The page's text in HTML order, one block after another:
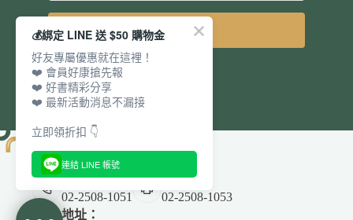
立即訂閱
電話：
02-2508-1051
傳真：
02-2508-1053
地址：
💰綁定 LINE 送 $50 購物金
好友專屬優惠就在這裡！
❤️ 會員好康搶先報
❤️ 好書精彩分享
❤️ 最新活動消息不漏接
立即領折扣 👇
連結 LINE 帳號